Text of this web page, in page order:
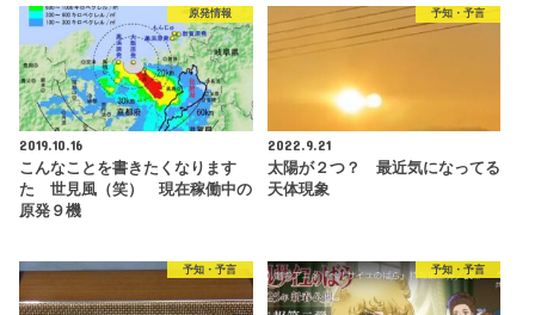
原発情報
2019.10.16
こんなことを書きたくなります
た 世見風（笑） 現在稼働中の
原発９機
予知・予言
2022.9.21
太陽が２つ？ 最近気になってる
天体現象
予知・予言 予知・予言